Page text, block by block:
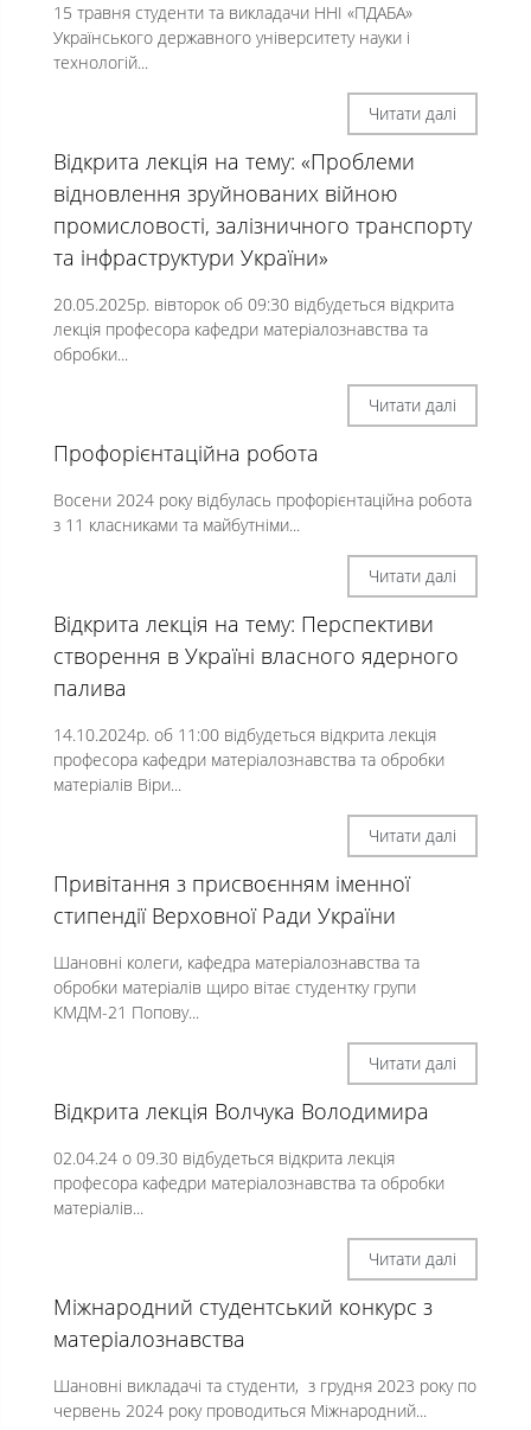
15 травня студенти та викладачи ННІ «ПДАБА»
Українського державного університету науки і
технологій...
Читати далі
Відкрита лекція на тему: «Проблеми
відновлення зруйнованих війною
промисловості, залізничного транспорту
та інфраструктури України»
20.05.2025р. вівторок об 09:30 відбудеться відкрита
лекція професора кафедри матеріалознавства та
обробки...
Читати далі
Профорієнтаційна робота
Восени 2024 року відбулась профорієнтаційна робота
з 11 класниками та майбутніми...
Читати далі
Відкрита лекція на тему: Перспективи
створення в Україні власного ядерного
палива
14.10.2024р. об 11:00 відбудеться відкрита лекція
професора кафедри матеріалознавства та обробки
матеріалів Віри...
Читати далі
Привітання з присвоєнням іменної
стипендії Верховної Ради України
Шановні колеги, кафедра матеріалознавства та
обробки матеріалів щиро вітає студентку групи
КМДМ-21 Попову...
Читати далі
Відкрита лекція Волчука Володимира
02.04.24 о 09.30 відбудеться відкрита лекція
професора кафедри матеріалознавства та обробки
матеріалів...
Читати далі
Міжнародний студентський конкурс з
матеріалознавства
Шановні викладачі та студенти, з грудня 2023 року по
червень 2024 року проводиться Міжнародний...